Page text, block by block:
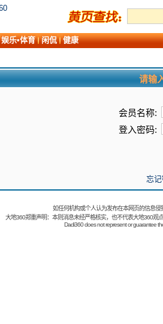
娱乐•体育 闲侃 健康
请输
会员名称:
登入密码:
忘
如任何机构或个人认为发布在本网页的信息
大地360郑重声明：本则消息未经严格核实，也不代表大地360观
Dadi360 does not represent or guarantee